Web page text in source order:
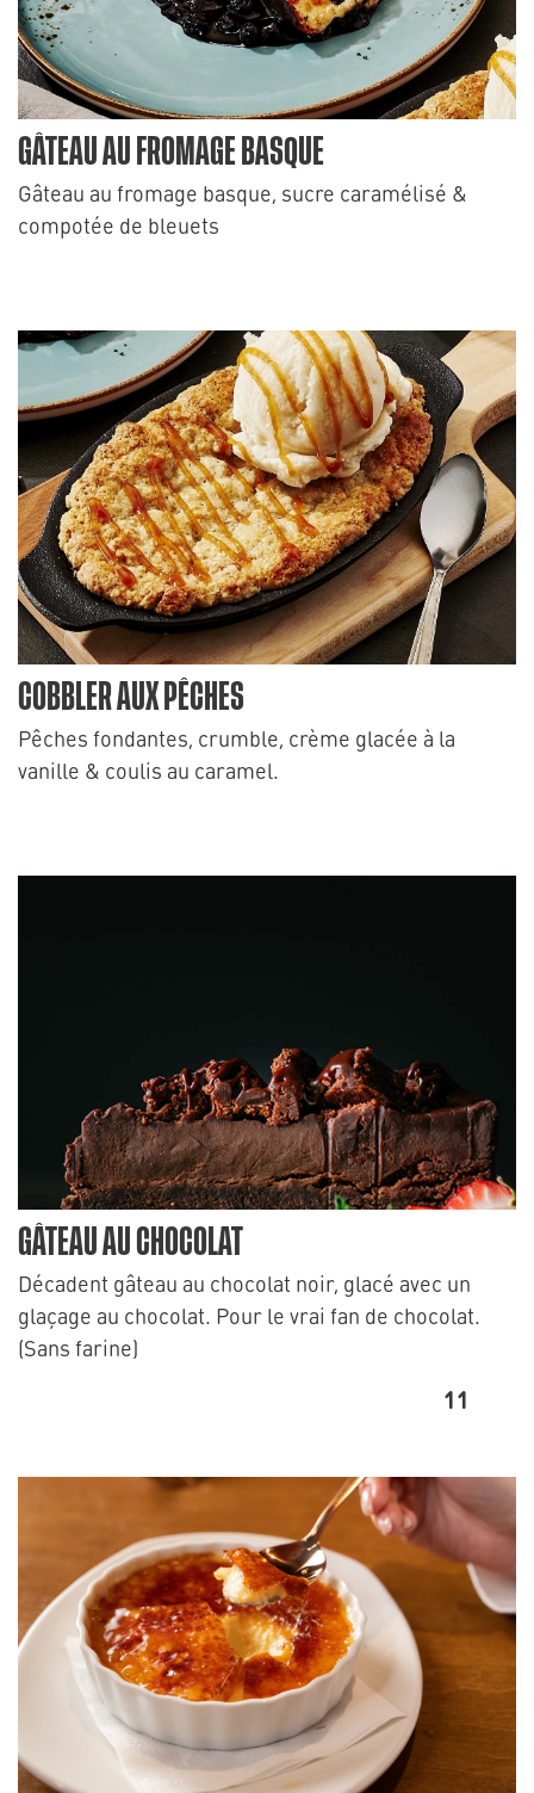
GÂTEAU AU FROMAGE BASQUE
Gâteau au fromage basque, sucre caramélisé &
compotée de bleuets
COBBLER AUX PÊCHES
Pêches fondantes, crumble, crème glacée à la
vanille & coulis au caramel.
GÂTEAU AU CHOCOLAT
Décadent gâteau au chocolat noir, glacé avec un
glaçage au chocolat. Pour le vrai fan de chocolat.
(Sans farine)
11